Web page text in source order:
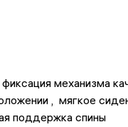
фиксация механизма
мягкое
поддержка спины